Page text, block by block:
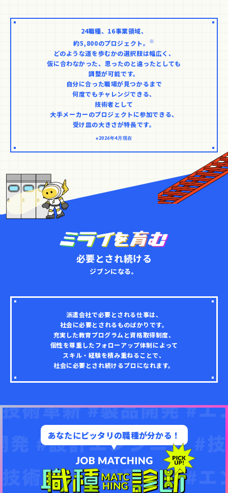
24職種、16事業領域、
約5,800のプロジェクト。 ※
どのような道を歩むかの選択肢は幅広く、
仮に合わなかった、思ったのと違ったとしても
調整が可能です。
自分に合った職場が見つかるまで
何度でもチャレンジできる、
技術者として
大手メーカーのプロジェクトに参加できる、
受け皿の大きさが特長です。
※2026年4月現在
必要とされ続ける
ジブンになる。
派遣会社で必要とされる仕事は、
社会に必要とされるものばかりです。
充実した教育プログラムと資格取得制度、
個性を尊重したフォローアップ体制によって
スキル・経験を積み重ねることで、
社会に必要とされ続けるプロになれます。
あなたにピッタリの職種が分かる！